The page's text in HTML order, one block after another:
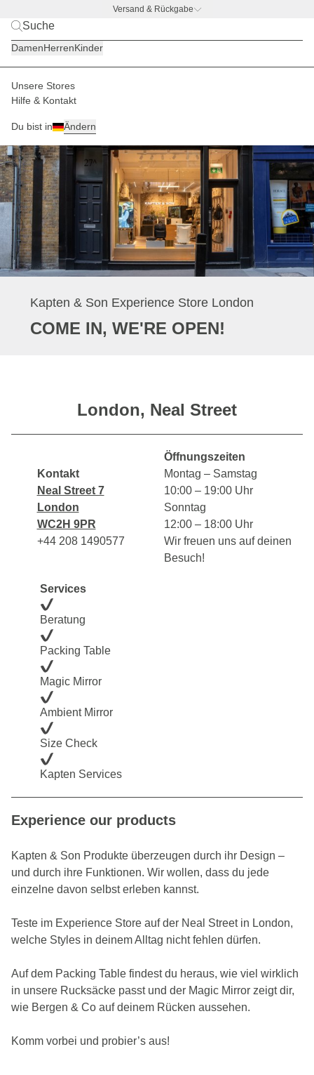
Versand & Rückgabe
DamenHerrenKinder
Unsere Stores
Hilfe & Kontakt
Du bist in Ändern
Home Kapten Son Store London
Kapten & Son Experience Store London
COME IN, WE'RE OPEN!
London, Neal Street
Kontakt
Neal Street 7
London
WC2H 9PR
+44 208 1490577
Öffnungszeiten
Montag – Samstag
10:00 – 19:00 Uhr
Sonntag
12:00 – 18:00 Uhr
Wir freuen uns auf deinen
Besuch!
Services
Beratung
Packing Table
Magic Mirror
Ambient Mirror
Size Check
Kapten Services
Experience our products
Kapten & Son Produkte überzeugen durch ihr Design –
und durch ihre Funktionen. Wir wollen, dass du jede
einzelne davon selbst erleben kannst.
Teste im Experience Store auf der Neal Street in London,
welche Styles in deinem Alltag nicht fehlen dürfen.
Auf dem Packing Table findest du heraus, wie viel wirklich
in unsere Rucksäcke passt und der Magic Mirror zeigt dir,
wie Bergen & Co auf deinem Rücken aussehen.
Komm vorbei und probier’s aus!